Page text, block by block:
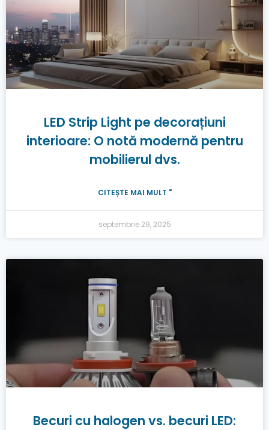
LED Strip Light pe decorațiuni
interioare: O notă modernă pentru
mobilierul dvs.
CITEȘTE MAI MULT "
septembrie 29, 2025
Becuri cu halogen vs. becuri LED: